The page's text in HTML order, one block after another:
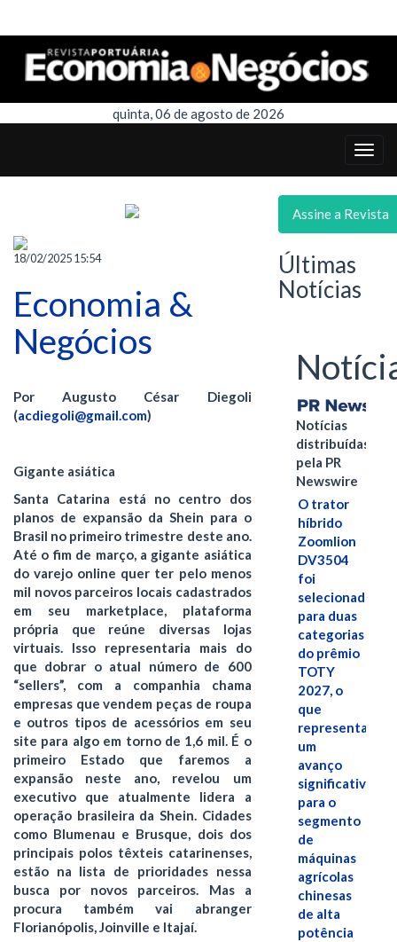
quinta, 06 de agosto de 2026
18/02/2025 15:54
Economia &
Negócios
Por Augusto César Diegoli
(acdiegoli@gmail.com)
Gigante asiática
Santa Catarina está no centro dos
planos de expansão da Shein para o
Brasil no primeiro trimestre deste ano.
Até o fim de março, a gigante asiática
do varejo online quer ter pelo menos
mil novos parceiros locais cadastrados
em seu marketplace, plataforma
própria que reúne diversas lojas
virtuais. Isso representaria mais do
que dobrar o atual número de 600
“sellers”, com a companhia chama
empresas que vendem peças de roupa
e outros tipos de acessórios em seu
site para algo em torno de 1,6 mil. É o
primeiro Estado que faremos a
expansão neste ano, revelou um
executivo que atualmente lidera a
operação brasileira da Shein. Cidades
como Blumenau e Brusque, dois dos
principais polos têxteis catarinenses,
estão na lista de prioridades nessa
busca por novos parceiros. Mas a
procura também vai abranger
Florianópolis, Joinville e Itajaí.
Assine a Revista
Últimas
Notícias
Notícias
distribuídas
pela PR
Newswire
O trator
híbrido
Zoomlion
DV3504
foi
selecionado
para duas
categorias
do prêmio
TOTY
2027, o
que
representa
um
avanço
significativo
para o
segmento
de
máquinas
agrícolas
chinesas
de alta
potência